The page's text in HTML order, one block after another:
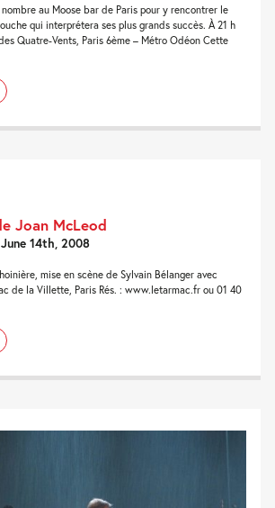
nombre au Moose bar de Paris pour y rencontrer le
qui interprétera ses plus grands succès. À 21 h
Quatre-Vents, Paris 6ème – Métro Odéon Cette
Joan McLeod
14th, 2008
mise en scène de Sylvain Bélanger avec
de la Villette, Paris Rés. : www.letarmac.fr ou 01 40